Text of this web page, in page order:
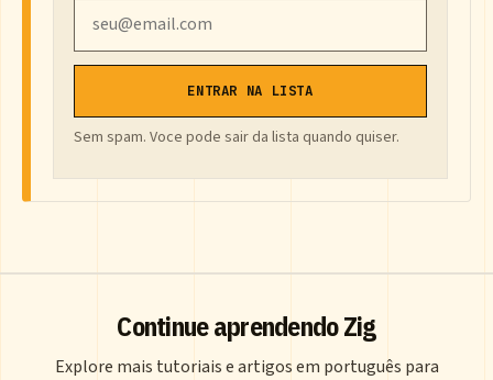
ENTRAR NA LISTA
Sem spam. Voce pode sair da lista quando quiser.
Continue aprendendo Zig
Explore mais tutoriais e artigos em português para